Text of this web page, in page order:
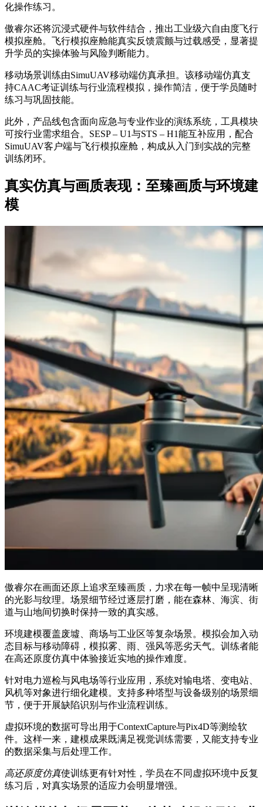
化操作练习。
傲睿尔还将沉浸式硬件与软件结合，推出工业级六自由度飞行
模拟座舱。飞行模拟座舱能真实反馈震颤与过载感受，显著提
升学员的实操体验与风险判断能力。
移动场景训练由SimuUAV移动端仿真承担。该移动端仿真支
持CAAC考证训练与行业流程模拟，操作简洁，便于学员随时
练习与巩固技能。
此外，产品线包含面向应急与专业作业的演练系统，工具模块
可按行业需求组合。SESP – U1与STS – H1能互补应用，配合
SimuUAV客户端与飞行模拟座舱，构成从入门到实战的完整
训练闭环。
真实仿真与画质表现：至臻画质与环境建
模
傲睿尔在画面还原上追求至臻画质，力求在每一帧中呈现清晰
的光影与纹理。场景细节经过逐层打磨，能在森林、海滨、街
道与山地间切换时保持一致的真实感。
环境建模覆盖废墟、商场与工业区等复杂场景。模拟会加入动
态目标与移动障碍，模拟雾、雨、强风等恶劣天气。训练者能
在高还原度仿真中体验接近实地的操作难度。
针对电力巡检与风电场等行业应用，系统对输电塔、变电站、
风机等对象进行细化建模。支持多种塔型与设备级别的场景细
节，便于开展缺陷识别与作业流程训练。
虚拟环境的数据可导出用于ContextCapture与Pix4D等测绘软
件。这样一来，建模成果既满足视觉训练需要，又能支持专业
的数据采集与后处理工作。
高还原度仿真使训练更有针对性，学员在不同虚拟环境中反复
练习后，对真实场景的适应力会明显增强。